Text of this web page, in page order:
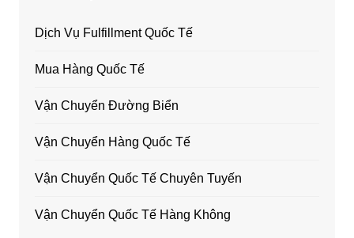
Dịch Vụ Fulfillment Quốc Tế
Mua Hàng Quốc Tế
Vận Chuyển Đường Biển
Vận Chuyển Hàng Quốc Tế
Vận Chuyển Quốc Tế Chuyên Tuyến
Vận Chuyển Quốc Tế Hàng Không